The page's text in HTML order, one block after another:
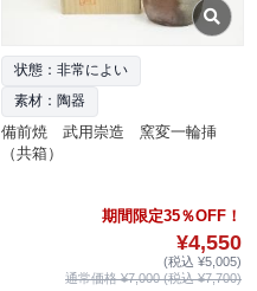
状態：非常によい
素材：陶器
備前焼 武用崇造 窯変一輪挿
（共箱）
期間限定35％OFF！
¥4,550
(税込 ¥5,005)
通常価格 ¥7,000 (税込 ¥7,700)